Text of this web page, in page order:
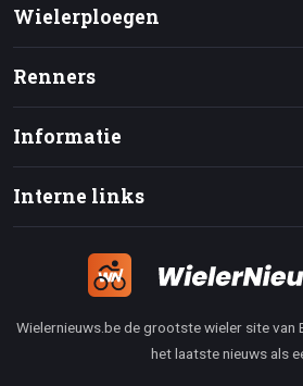
Wielerploegen
Renners
Informatie
Interne links
Wielernieuws.be de grootste wieler site van
het laatste nieuws als